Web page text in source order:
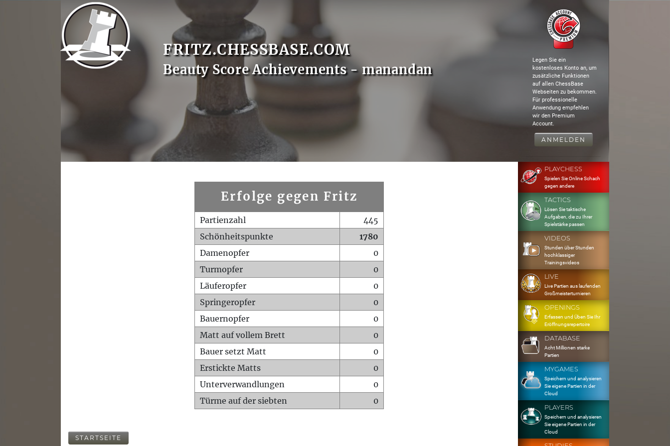
FRITZ.CHESSBASE.COM
Beauty Score Achievements - manandan
Legen Sie ein
kostenloses Konto an, um
zusätzliche Funktionen
auf allen ChessBase
Webseiten zu bekommen.
Für professionelle
Anwendung empfehlen
wir den Premium
Account.
ANMELDEN
Erfolge gegen Fritz
Partienzahl
445
Schönheitspunkte
1780
Damenopfer
0
Turmopfer
0
Läuferopfer
0
Springeropfer
0
Bauernopfer
0
Matt auf vollem Brett
0
Bauer setzt Matt
0
Erstickte Matts
0
Unterverwandlungen
0
Türme auf der siebten
0
STARTSEITE
PLAYCHESS
Spielen Sie Online Schach
gegen andere
TACTICS
Lösen Sie taktische
Aufgaben, die zu Ihrer
Spielstärke passen
VIDEOS
Stunden über Stunden
hochklassiger
Trainingsvideos
LIVE
Live Partien aus laufenden
Großmeisterturnieren
OPENINGS
Erfassen und Üben Sie Ihr
Eröffnungsrepertoire
DATABASE
Acht Millionen starke
Partien
MYGAMES
Speichern und analysieren
Sie eigene Partien in der
Cloud
PLAYERS
Speichern und analysieren
Sie eigene Partien in der
Cloud